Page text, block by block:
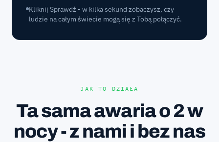
Kliknij Sprawdź - w kilka sekund zobaczysz, czy
ludzie na całym świecie mogą się z Tobą połączyć.
JAK TO DZIAŁA
Ta sama awaria o 2 w
nocy - z nami i bez nas